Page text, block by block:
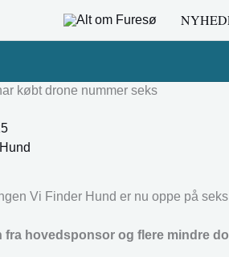
købt drone nummer seks
Vi Finder Hund er nu oppe på
fra hovedsponsor og flere mindre